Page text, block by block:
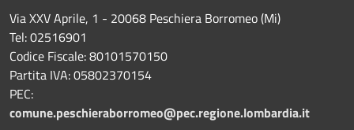
Via XXV Aprile, 1 - 20068 Peschiera Borromeo (Mi)
Tel: 02516901
Codice Fiscale: 80101570150
Partita IVA: 05802370154
PEC:
comune.peschieraborromeo@pec.regione.lombardia.it